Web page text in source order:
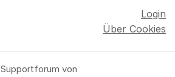
Supportforum von
Login
Über Cookies